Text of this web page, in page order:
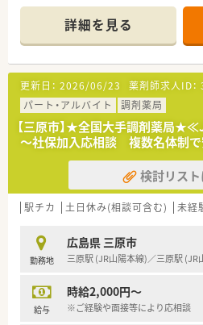
■年間休日は114日確保されてお
を採用することで心身ともにリ
です。
り、平均取得日数も12日と高く
ます。
■処方箋は広域科目を1日平均50
多種多様な医療機関の処方に触
きます。
■薬剤師は常時2名から3名体制
とりの業務負担が適切に分散さ
制です。
【募集背景と求める人物像について
■地域に根ざしたヘルスケアス
するため、質の高い医療を提供
ります。
■調剤業務の経験があり、お客
たいという情熱を持った、コミ
めています。
ッフと協力して円滑に業務を進
方を歓迎します。
■処方箋に基づく調剤、監査、服
え、OTC販売を通じたセルフメ
詳細を見る
更新日： 2026/06/23 薬剤師求人ID：
パート・アルバイト
調剤薬局
【三原市】★全国大手調剤薬局
～社保加入応相談 複数名体制
検討リス
駅チカ 土日休み(相談可含む) 未経
勤務地
広島県 三原市
三原駅 (JR山陽本線)／三原駅 (JR
給与
時給2,000円～
※ご経験や面接等により応相談